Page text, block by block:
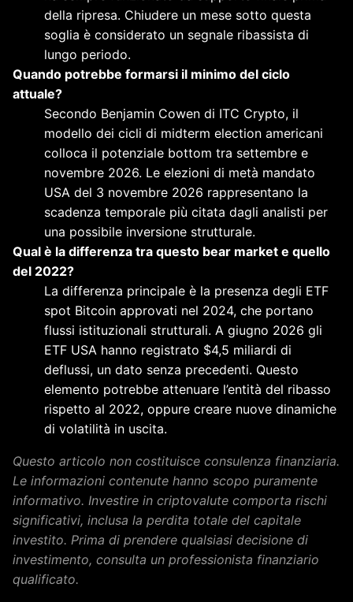
della ripresa. Chiudere un mese sotto questa
soglia è considerato un segnale ribassista di
lungo periodo.
Quando potrebbe formarsi il minimo del ciclo
attuale?
Secondo Benjamin Cowen di ITC Crypto, il
modello dei cicli di midterm election americani
colloca il potenziale bottom tra settembre e
novembre 2026. Le elezioni di metà mandato
USA del 3 novembre 2026 rappresentano la
scadenza temporale più citata dagli analisti per
una possibile inversione strutturale.
Qual è la differenza tra questo bear market e quello
del 2022?
La differenza principale è la presenza degli ETF
spot Bitcoin approvati nel 2024, che portano
flussi istituzionali strutturali. A giugno 2026 gli
ETF USA hanno registrato $4,5 miliardi di
deflussi, un dato senza precedenti. Questo
elemento potrebbe attenuare l’entità del ribasso
rispetto al 2022, oppure creare nuove dinamiche
di volatilità in uscita.
Questo articolo non costituisce consulenza finanziaria.
Le informazioni contenute hanno scopo puramente
informativo. Investire in criptovalute comporta rischi
significativi, inclusa la perdita totale del capitale
investito. Prima di prendere qualsiasi decisione di
investimento, consulta un professionista finanziario
qualificato.